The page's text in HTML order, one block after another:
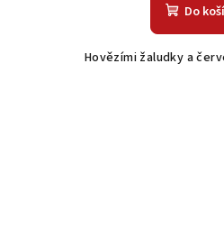
Do
Hovězími žaludky a